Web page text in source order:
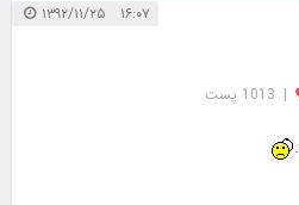
۱۶:۰۷ ۱۳۹۲/۱۱/۲۵
| 1013 پست